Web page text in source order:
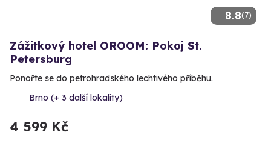
8.8(7)
Zážitkový hotel OROOM: Pokoj St.
Petersburg
Ponořte se do petrohradského lechtivého příběhu.
Brno (+ 3 další lokality)
4 599 Kč